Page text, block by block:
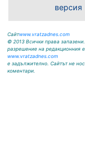
версия
Сайтwww.vratzadnes.com
© 2013 Всички права
разрешение на редакционния
www.vratzadnes.com
е задължително. Сайтът не
коментари.